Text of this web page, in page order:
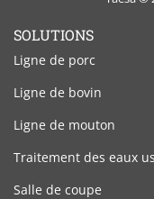
SOLUTIONS
Ligne de porc
Ligne de bovin
Ligne de mouton
Traitement des eaux
Salle de coupe